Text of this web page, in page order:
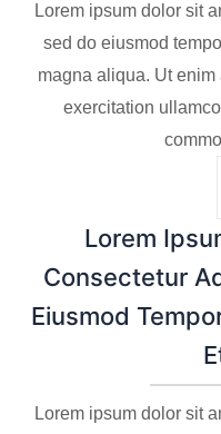
Lorem ipsum dolor sit
sed do eiusmod
magna aliqua. Ut
exercitation
Lorem
Consectetur
Eiusmod
Lorem ipsum dolor sit